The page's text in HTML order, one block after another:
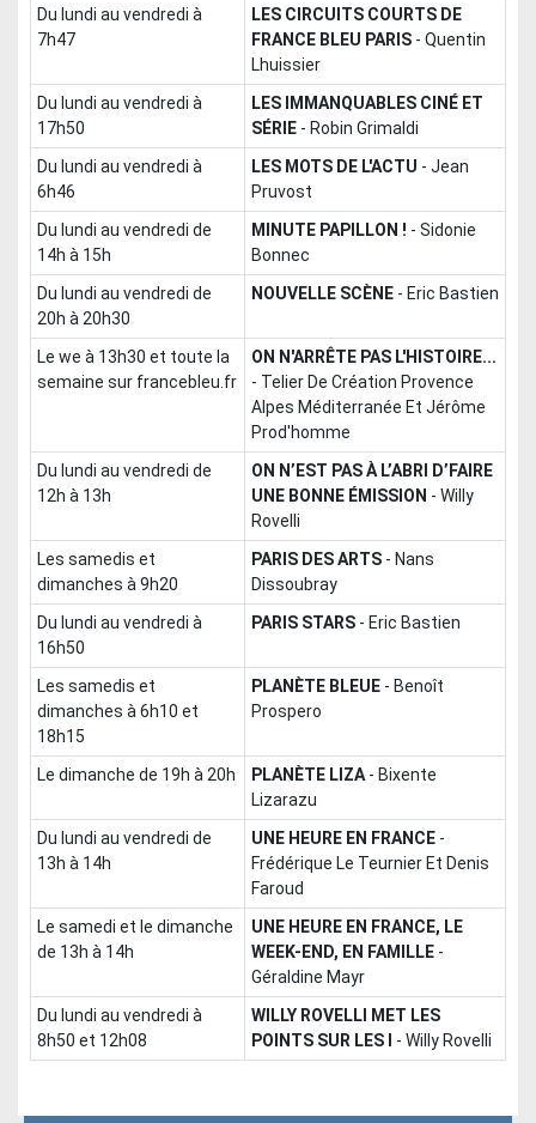
du lundi au vendredi à
7h47
LES CIRCUITS COURTS DE
FRANCE BLEU PARIS - Quentin
Lhuissier
du lundi au vendredi à
17h50
LES IMMANQUABLES CINÉ ET
SÉRIE - Robin Grimaldi
du lundi au vendredi à
6h46
LES MOTS DE L'ACTU - Jean
Pruvost
du lundi au vendredi de
14h à 15h
MINUTE PAPILLON ! - Sidonie
Bonnec
du lundi au vendredi de
20h à 20h30
NOUVELLE SCÈNE - Eric Bastien
le we à 13h30 et toute la
semaine sur francebleu.fr
ON N'ARRÊTE PAS L'HISTOIRE...
- Telier De Création Provence
Alpes Méditerranée Et Jérôme
Prod'homme
du lundi au vendredi de
12h à 13h
ON N’EST PAS À L’ABRI D’FAIRE
UNE BONNE ÉMISSION - Willy
Rovelli
les samedis et
dimanches à 9h20
PARIS DES ARTS - Nans
Dissoubray
du lundi au vendredi à
16h50
PARIS STARS - Eric Bastien
les samedis et
dimanches à 6h10 et
18h15
PLANÈTE BLEUE - Benoît
Prospero
le dimanche de 19h à 20h PLANÈTE LIZA - Bixente
Lizarazu
du lundi au vendredi de
13h à 14h
UNE HEURE EN FRANCE -
Frédérique Le Teurnier Et Denis
Faroud
le samedi et le dimanche
de 13h à 14h
UNE HEURE EN FRANCE, LE
WEEK-END, EN FAMILLE -
Géraldine Mayr
du lundi au vendredi à
8h50 et 12h08
WILLY ROVELLI MET LES
POINTS SUR LES I
- Willy Rovelli